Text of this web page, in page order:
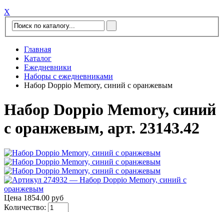
Х
Главная
Каталог
Ежедневники
Наборы с ежедневниками
Набор Doppio Memory, синий с оранжевым
Набор Doppio Memory, синий
с оранжевым, арт. 23143.42
Цена 1854.00 руб
Количество: